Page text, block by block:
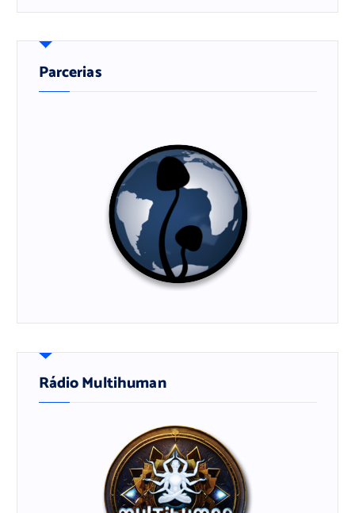
Parcerias
Rádio Multihuman